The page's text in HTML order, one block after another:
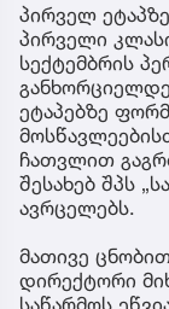
პირველ
პირველი
სექტემბრის
ეტაპებზე
ჩათვლით
შესახებ შპს
ავრცელებს.
მათივე
დირექტორი
საწარმოს